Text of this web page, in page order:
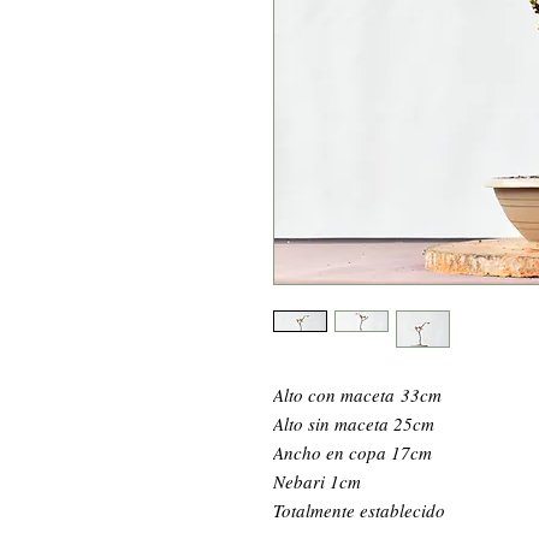
Alto con maceta 33cm
Alto sin maceta 25cm
Ancho en copa 17cm
Nebari 1cm
Totalmente establecido